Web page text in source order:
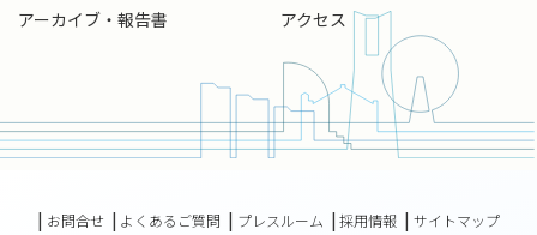
アーカイブ・報告書
アクセス
お問合せ よくあるご質問 プレスルーム 採用情報
サイトマップ